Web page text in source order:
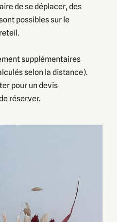
de se déplacer, des
possibles sur le
supplémentaires
selon la distance).
pour un devis
réserver.